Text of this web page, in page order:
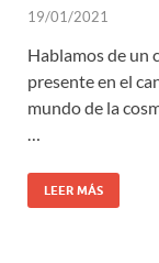
19/01/2021
Hablamos de un
presente en el
mundo de la
LEER MÁS